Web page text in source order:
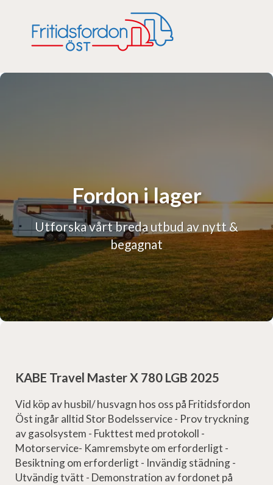
Fordon i lager
Utforska vårt breda utbud av nytt &
begagnat
KABE Travel Master X 780 LGB 2025
Vid köp av husbil/ husvagn hos oss på Fritidsfordon
Öst ingår alltid Stor Bodelsservice - Prov tryckning
av gasolsystem - Fukttest med protokoll -
Motorservice- Kamremsbyte om erforderligt -
Besiktning om erforderligt - Invändig städning -
Utvändig tvätt - Demonstration av fordonet på